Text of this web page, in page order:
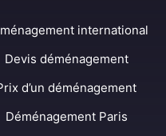
international
Devis déménagement
d’un déménagement
Déménagement Paris